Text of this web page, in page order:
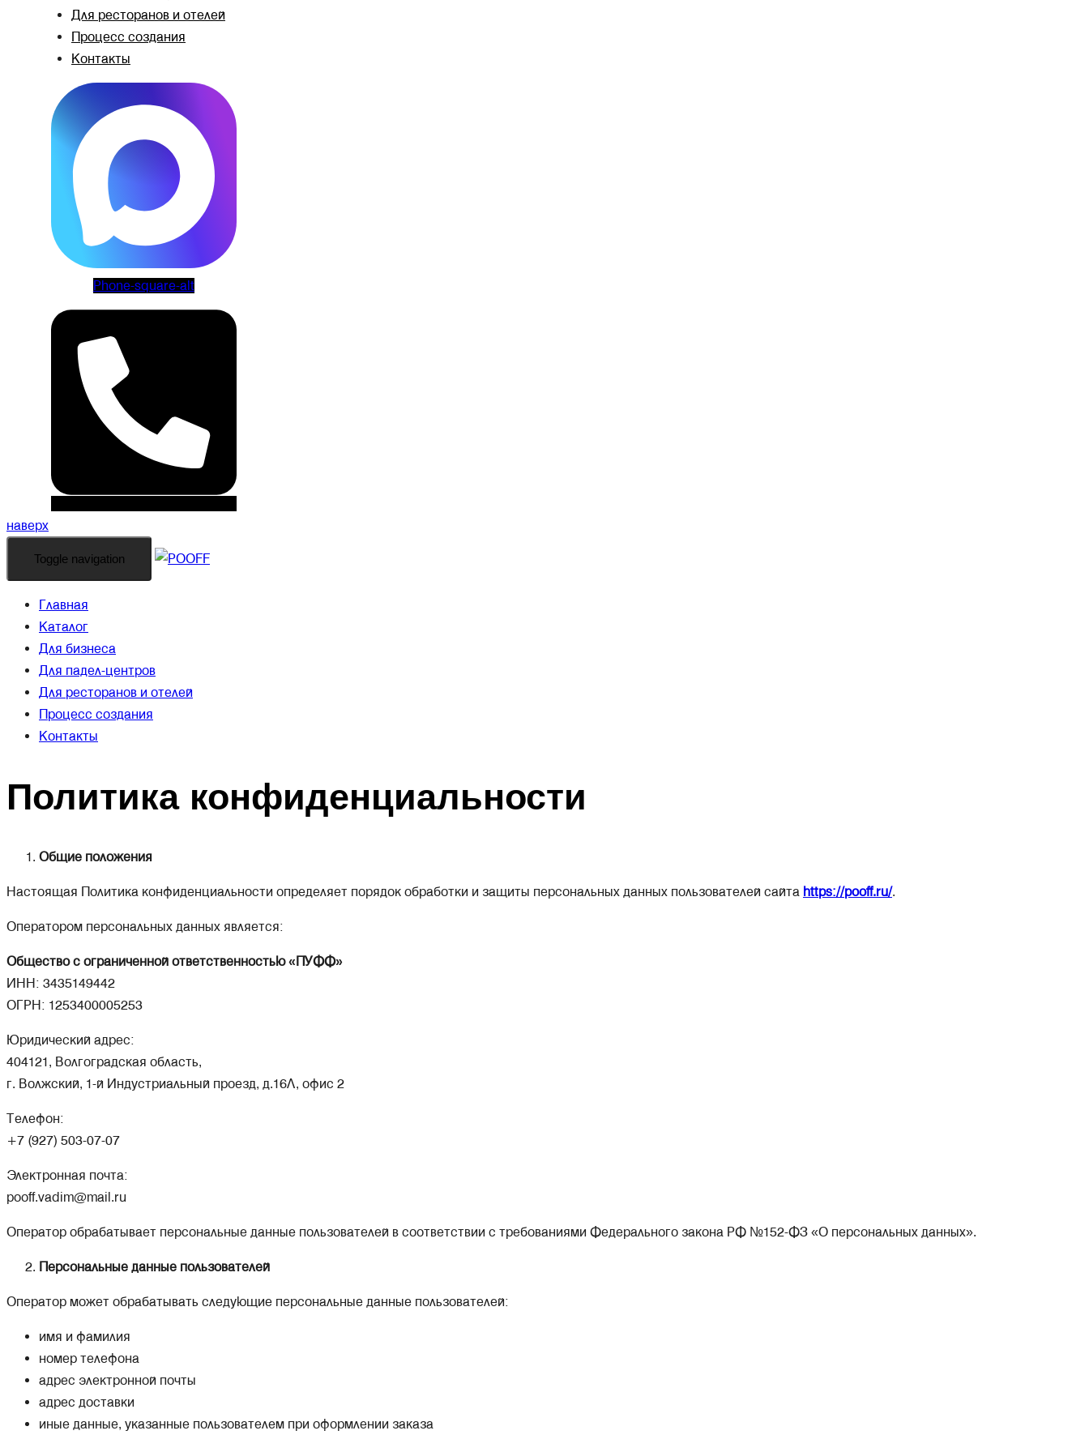
Для ресторанов и отелей
Процесс создания
Контакты
Phone-square-alt
наверх
Toggle navigation
Главная
Каталог
Для бизнеса
Для падел-центров
Для ресторанов и отелей
Процесс создания
Контакты
Политика конфиденциальности
Общие положения
Настоящая Политика конфиденциальности определяет порядок обработки и защиты персональных данных пользователей сайта https://pooff.ru/.
Оператором персональных данных является:
Общество с ограниченной ответственностью «ПУФФ»
ИНН: 3435149442
ОГРН: 1253400005253
Юридический адрес:
404121, Волгоградская область,
г. Волжский, 1-й Индустриальный проезд, д.16Л, офис 2
Телефон:
+7 (927) 503-07-07
Электронная почта:
pooff.vadim@mail.ru
Оператор обрабатывает персональные данные пользователей в соответствии с требованиями Федерального закона РФ №152-ФЗ «О персональных данных».
Персональные данные пользователей
Оператор может обрабатывать следующие персональные данные пользователей:
имя и фамилия
номер телефона
адрес электронной почты
адрес доставки
иные данные, указанные пользователем при оформлении заказа